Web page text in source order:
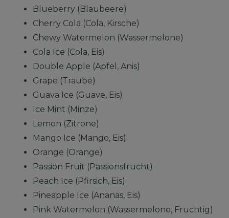
Blueberry (Blaubeere)
Cherry Cola (Cola, Kirsche)
Chewy Watermelon (Wassermelone)
Cola Ice (Cola, Eis)
Double Apple (Apfel, Anis)
Grape (Traube)
Guava Ice (Guave, Eis)
Ice Mint (Minze)
Lemon (Zitrone)
Mango Ice (Mango, Eis)
Orange (Orange)
Passion Fruit (Passionsfrucht)
Peach Ice (Pfirsich, Eis)
Pineapple Ice (Ananas, Eis)
Pink Watermelon (Wassermelone, Fruchtig)